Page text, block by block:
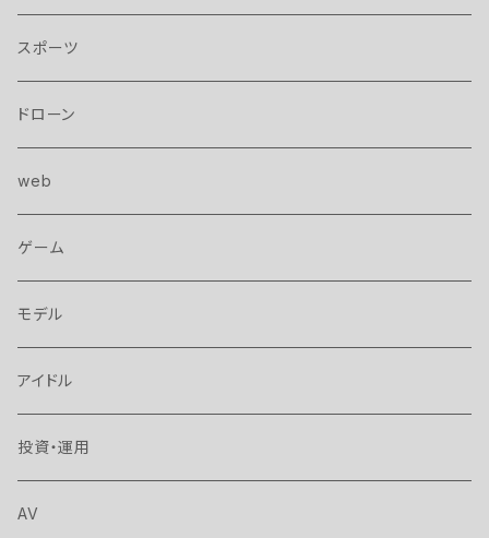
スポーツ
ドローン
web
ゲーム
モデル
アイドル
投資・運用
AV